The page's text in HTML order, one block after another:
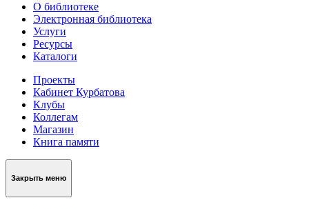
О библиотеке
Электронная библиотека
Услуги
Ресурсы
Каталоги
Проекты
Кабинет Курбатова
Клубы
Коллегам
Магазин
Книга памяти
Закрыть меню